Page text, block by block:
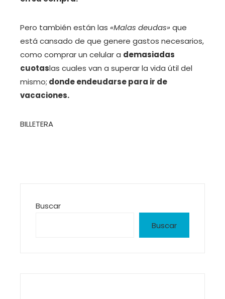
Pero también están las «Malas deudas»que
está cansado de que genere gastos necesarios,
como comprar un celular a demasiadas
cuotaslas cuales van a superar la vida útil del
mismo; donde endeudarse para ir de
vacaciones.
BILLETERA
Buscar
Buscar